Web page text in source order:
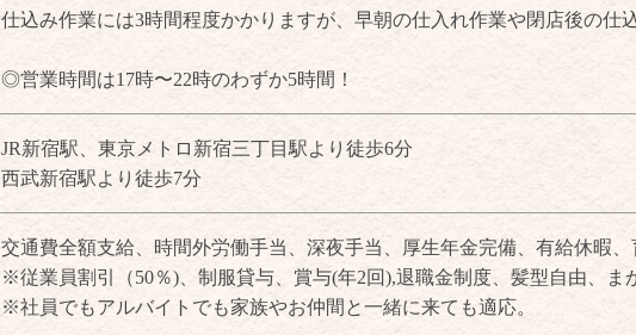
仕込み作業には3時間程度かかりますが、早朝の仕入れ作業や閉店後の仕
◎営業時間は17時〜22時のわずか5時間！
JR新宿駅、東京メトロ新宿三丁目駅より徒歩6分
西武新宿駅より徒歩7分
交通費全額支給、時間外労働手当、深夜手当、厚生年金完備、有給休暇
※従業員割引（50％)、制服貸与、賞与(年2回),退職金制度、髪型自由、ま
※社員でもアルバイトでも家族やお仲間と一緒に来ても適応。